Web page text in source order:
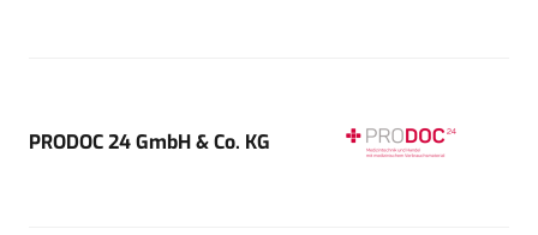
PRODOC 24 GmbH & Co. KG